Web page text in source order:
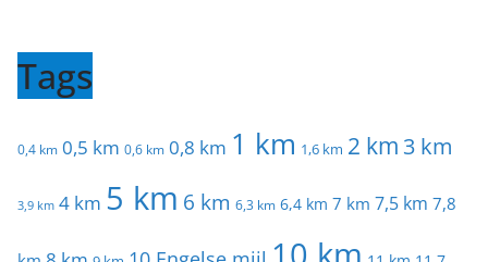
Tags
0,4 km 0,5 km 0,6 km 0,8 km 1 km 1,6 km 2 km 3 km
3,9 km 4 km 5 km 6 km 6,3 km 6,4 km 7 km 7,5 km 7,8